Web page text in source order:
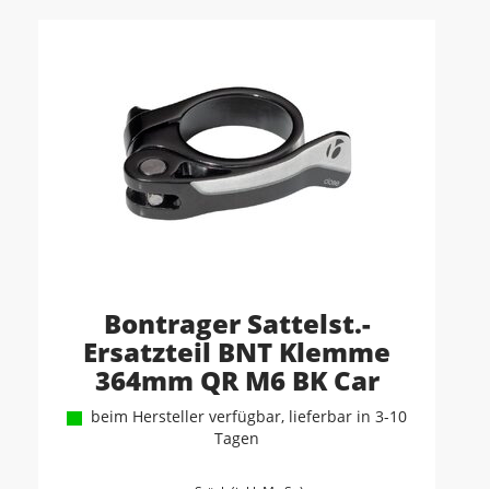
Bontrager Sattelst.-
Ersatzteil BNT Klemme
364mm QR M6 BK Car
beim Hersteller verfügbar, lieferbar in 3-10
Tagen